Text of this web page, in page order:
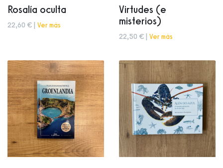
Rosalía oculta
22,60 € | Ver más
Virtudes (e
misterios)
22,50 € | Ver más